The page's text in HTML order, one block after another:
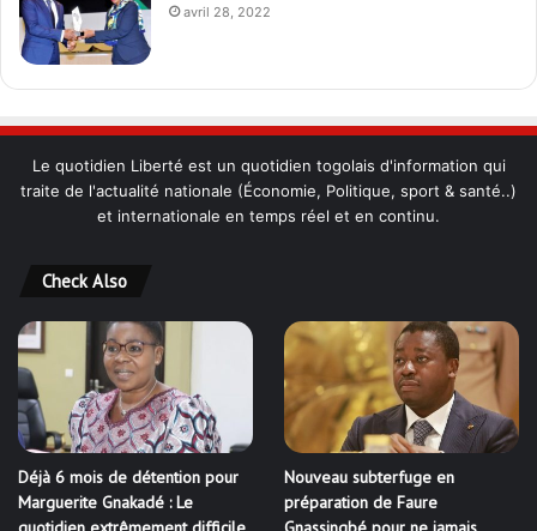
avril 28, 2022
Le quotidien Liberté est un quotidien togolais d'information qui
traite de l'actualité nationale (Économie, Politique, sport & santé..)
et internationale en temps réel et en continu.
Check Also
Déjà 6 mois de détention pour
Marguerite Gnakadé : Le
Nouveau subterfuge en
préparation de Faure